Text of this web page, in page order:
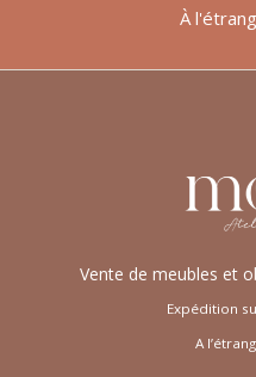
Vente de meubles et
Expédition
A
À